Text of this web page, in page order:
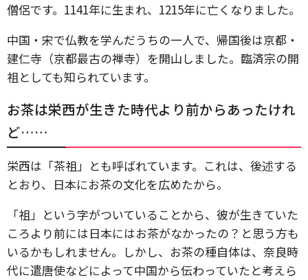
僧侶です。1141年に生まれ、1215年に亡くなりました。
中国・宋で仏教を学んだうちの一人で、帰国後は京都・
建仁寺（京都最古の禅寺）を開山しました。臨済宗の開
祖としても知られています。
お茶は栄西が生きた時代より前からあったけれ
ど……
栄西は「茶祖」とも呼ばれています。これは、後述する
とおり、日本にお茶の文化を広めたから。
「祖」という字がついていることから、彼が生きていた
ころより前には日本にはお茶がなかったの？と思う方も
いるかもしれません。しかし、お茶の種自体は、奈良時
代に遣唐使などによって中国から伝わっていたと考えら